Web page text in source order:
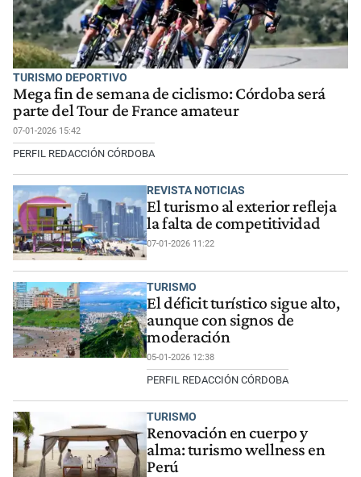
TURISMO DEPORTIVO
Mega fin de semana de ciclismo: Córdoba será
parte del Tour de France amateur
07-01-2026 15:42
PERFIL REDACCIÓN CÓRDOBA
REVISTA NOTICIAS
El turismo al exterior refleja
la falta de competitividad
07-01-2026 11:22
TURISMO
El déficit turístico sigue alto,
aunque con signos de
moderación
05-01-2026 12:38
PERFIL REDACCIÓN CÓRDOBA
TURISMO
Renovación en cuerpo y
alma: turismo wellness en
Perú